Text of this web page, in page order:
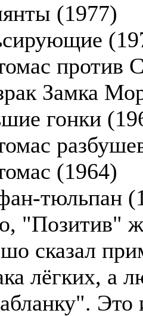
(1977)
против
Замка
гонки
(1964)
тюльпан
"Позитив"
сказал
лёгких, а
Это